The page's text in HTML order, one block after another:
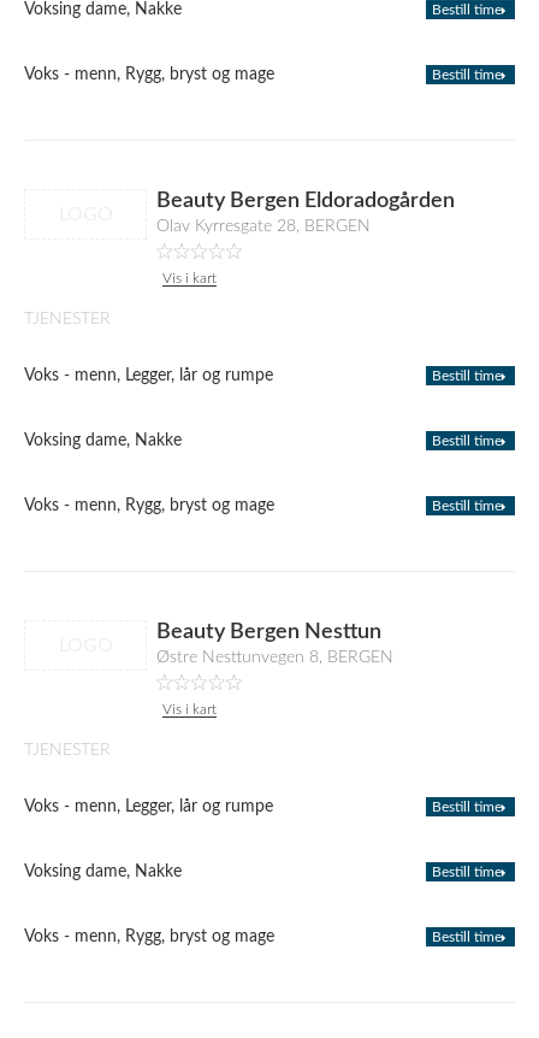
Voksing dame, Nakke Bestill time
Voks - menn, Rygg, bryst og mage Bestill time
Beauty Bergen Eldoradogården
Olav Kyrresgate 28, BERGEN
Vis i kart
TJENESTER
Voks - menn, Legger, lår og rumpe Bestill time
Voksing dame, Nakke Bestill time
Voks - menn, Rygg, bryst og mage Bestill time
Beauty Bergen Nesttun
Østre Nesttunvegen 8, BERGEN
Vis i kart
TJENESTER
Voks - menn, Legger, lår og rumpe Bestill time
Voksing dame, Nakke Bestill time
Voks - menn, Rygg, bryst og mage Bestill time